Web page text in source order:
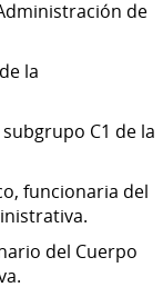
de
la
C1 de la
funcionaria del
del Cuerpo